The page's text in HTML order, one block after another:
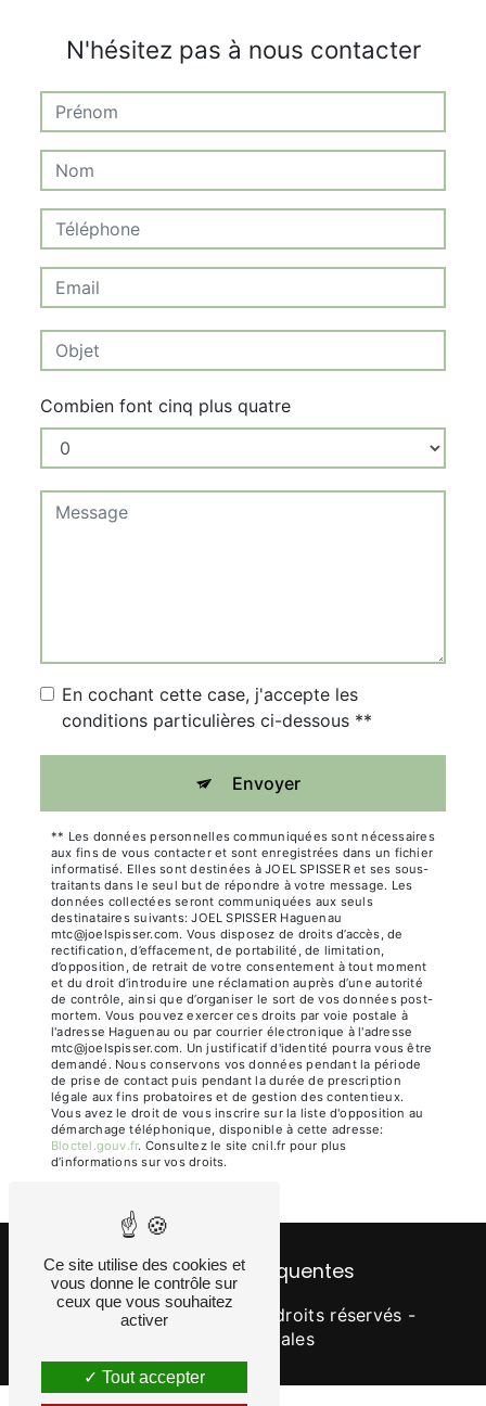
N'hésitez pas à nous contacter
Combien font cinq plus quatre
En cochant cette case, j'accepte les
conditions particulières ci-dessous **
Envoyer
** Les données personnelles communiquées sont nécessaires
aux fins de vous contacter et sont enregistrées dans un fichier
informatisé. Elles sont destinées à JOEL SPISSER et ses sous-
traitants dans le seul but de répondre à votre message. Les
données collectées seront communiquées aux seuls
destinataires suivants: JOEL SPISSER Haguenau
mtc@joelspisser.com. Vous disposez de droits d’accès, de
rectification, d’effacement, de portabilité, de limitation,
d’opposition, de retrait de votre consentement à tout moment
et du droit d’introduire une réclamation auprès d’une autorité
de contrôle, ainsi que d’organiser le sort de vos données post-
mortem. Vous pouvez exercer ces droits par voie postale à
l'adresse Haguenau ou par courrier électronique à l'adresse
mtc@joelspisser.com. Un justificatif d'identité pourra vous être
demandé. Nous conservons vos données pendant la période
de prise de contact puis pendant la durée de prescription
légale aux fins probatoires et de gestion des contentieux.
Vous avez le droit de vous inscrire sur la liste d'opposition au
démarchage téléphonique, disponible à cette adresse:
Bloctel.gouv.fr. Consultez le site cnil.fr pour plus
d’informations sur vos droits.
Recherches fréquentes
Vistalid- 2026 - Tous droits réservés -
Mentions légales
Ce site utilise des cookies et
vous donne le contrôle sur
ceux que vous souhaitez
activer
Tout accepter